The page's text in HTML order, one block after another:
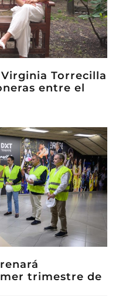
Torrecilla
entre el
trimestre de